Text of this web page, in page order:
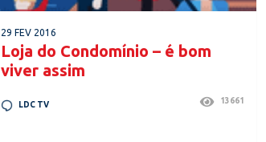
29 FEV 2016
Loja do Condomínio – é bom
viver assim
LDC TV 13661